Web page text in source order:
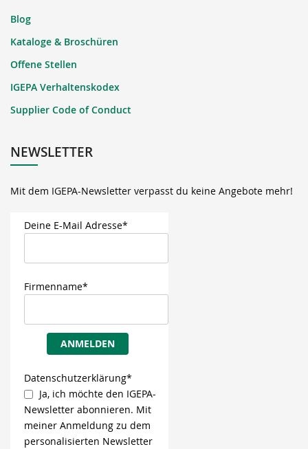
Blog
Kataloge & Broschüren
Offene Stellen
IGEPA Verhaltenskodex
Supplier Code of Conduct
NEWSLETTER
Mit dem IGEPA-Newsletter verpasst du keine Angebote mehr!
Deine E-Mail Adresse*
Firmenname*
ANMELDEN
Datenschutzerklärung*
Ja, ich möchte den IGEPA-
Newsletter abonnieren. Mit
meiner Anmeldung zu dem
personalisierten Newsletter